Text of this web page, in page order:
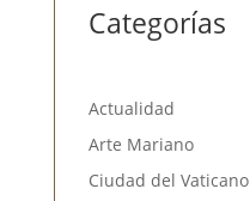
Categorías
Actualidad
Arte Mariano
Ciudad del Vaticano